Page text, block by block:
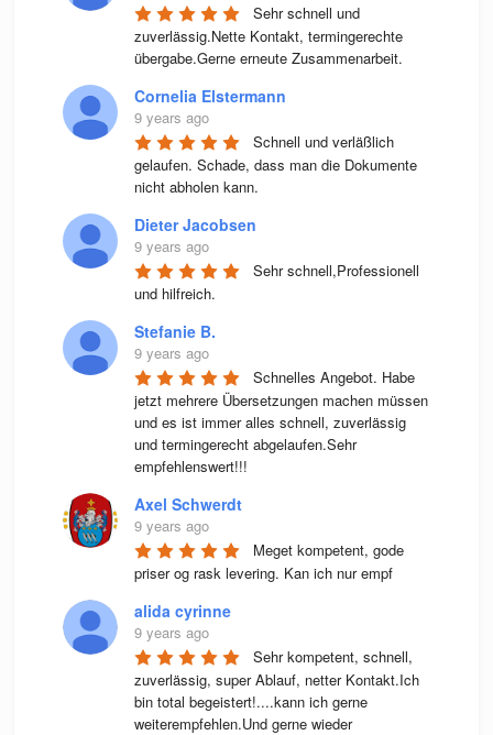
Sehr schnell und
zuverlässig.Nette Kontakt, termingerechte
übergabe.Gerne erneute Zusammenarbeit.
Cornelia Elstermann
9 years ago
Schnell und verläßlich
gelaufen. Schade, dass man die Dokumente
nicht abholen kann.
Dieter Jacobsen
9 years ago
Sehr schnell,Professionell
und hilfreich.
Stefanie B.
9 years ago
Schnelles Angebot. Habe
jetzt mehrere Übersetzungen machen müssen
und es ist immer alles schnell, zuverlässig
und termingerecht abgelaufen.Sehr
empfehlenswert!!!
Axel Schwerdt
9 years ago
Meget kompetent, gode
priser og rask levering. Kan ich nur empf
alida cyrinne
9 years ago
Sehr kompetent, schnell,
zuverlässig, super Ablauf, netter Kontakt.Ich
bin total begeistert!....kann ich gerne
weiterempfehlen.Und gerne wieder